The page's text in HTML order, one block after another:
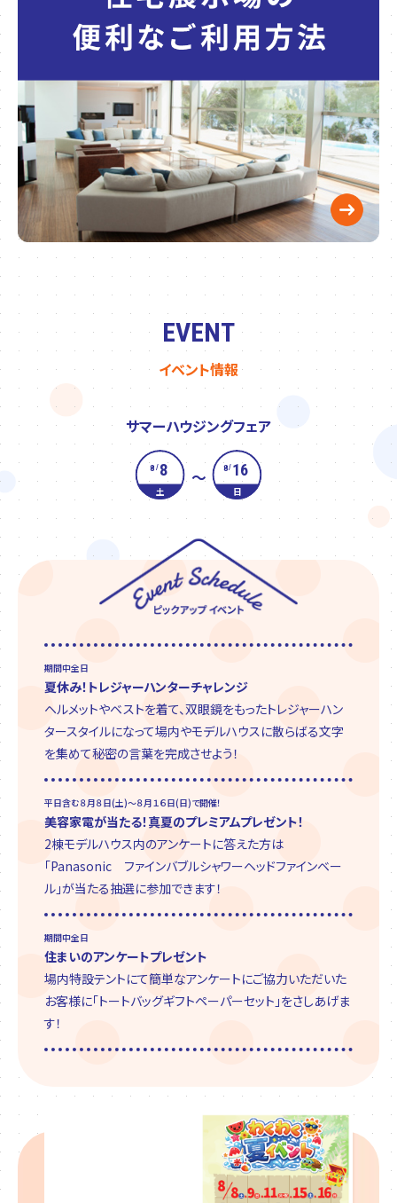
EVENT
イベント情報
サマーハウジングフェア
8 / 8
土
～ 8/ 16
日
期間中全日
夏休み！トレジャーハンターチャレンジ
ヘルメットやベストを着て、双眼鏡をもったトレジャーハン
タースタイルになって場内やモデルハウスに散らばる文字
を集めて秘密の言葉を完成させよう！
平日含む８月８日(土)～８月１６日(日)で開催！
美容家電が当たる！真夏のプレミアムプレゼント！
2棟モデルハウス内のアンケートに答えた方は
「Panasonic ファインバブルシャワーヘッドファインベー
ル」が当たる抽選に参加できます！
期間中全日
住まいのアンケートプレゼント
場内特設テントにて簡単なアンケートにご協力いただいた
お客様に「トートバッグギフトペーパーセット」をさしあげま
す！